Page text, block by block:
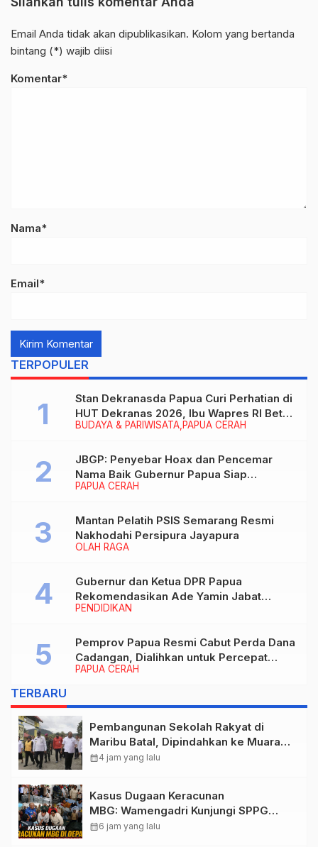
Email Anda tidak akan dipublikasikan. Kolom yang bertanda
bintang (*) wajib diisi
Komentar*
Nama*
Email*
TERPOPULER
BUDAYA & PARIWISATA PAPUA CERAH
Stan Dekranasda Papua Curi Perhatian di
HUT Dekranas 2026, Ibu Wapres RI Betah
Menikmati Karya Perajin
PAPUA CERAH
JBGP: Penyebar Hoax dan Pencemar
Nama Baik Gubernur Papua Siap
Berhadapan dengan Hukum!
OLAH RAGA
Mantan Pelatih PSIS Semarang Resmi
Nakhodahi Persipura Jayapura
PENDIDIKAN
Gubernur dan Ketua DPR Papua
Rekomendasikan Ade Yamin Jabat
Rektor IAIN Fattahul Muluk Papua
PAPUA CERAH
Pemprov Papua Resmi Cabut Perda Dana
Cadangan, Dialihkan untuk Percepat
Pembangunan dan Layanan Publik
TERBARU
Pembangunan Sekolah Rakyat di
Maribu Batal, Dipindahkan ke Muara
Tami, Ini Sebabnya
calendar_month4 jam yang lalu
Kasus Dugaan Keracunan
MBG: Wamengadri Kunjungi SPPG
Yayasan KIS Papua, Ini yang
calendar_month6 jam yang lalu